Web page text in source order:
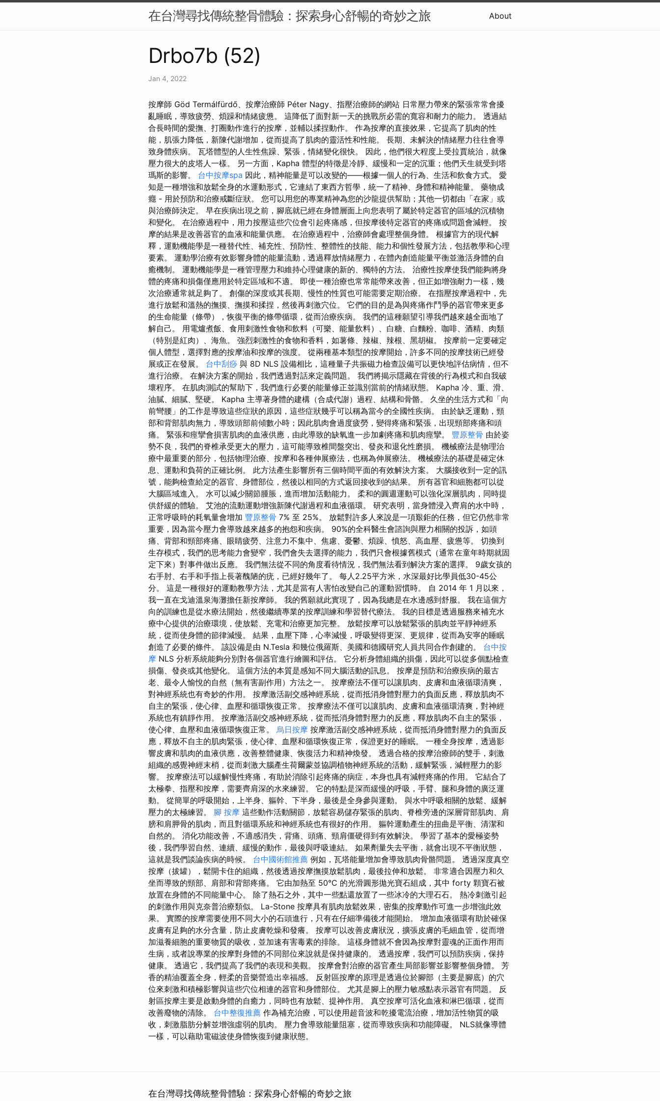
在台灣尋找傳統整骨體驗：探索身心舒暢的奇妙之旅 About
Drbo7b (52)
Jan 4, 2022
按摩師 Göd Termálfürdő、按摩治療師 Péter Nagy、指壓治療師的網站 日常壓力帶來的緊張常常會擾
亂睡眠，導致疲勞、煩躁和情緒疲憊。 這降低了面對新一天的挑戰所必需的寬容和耐力的能力。 透過結
合長時間的愛撫、打圈動作進行的按摩，並輔以揉捏動作。 作為按摩的直接效果，它提高了肌肉的性
能，肌張力降低，新陳代謝增加，從而提高了肌肉的靈活性和性能。 長期、未解決的情緒壓力往往會導
致身體疾病。 瓦塔體型的人生性焦躁、緊張，情緒變化很快。 因此，他們很大程度上受拉賈統治，就像
壓力很大的皮塔人一樣。 另一方面，Kapha 體型的特徵是冷靜、緩慢和一定的沉重；他們天生就受到塔
瑪斯的影響。 台中按摩spa 因此，精神能量是可以改變的——根據一個人的行為、生活和飲食方式。 愛
知是一種增強和放鬆全身的水運動形式，它連結了東西方哲學，統一了精神、身體和精神能量。 藥物成
癮 - 用於預防和治療戒斷症狀。 您可以用您的專業精神為您的沙龍提供幫助；其他一切都由「在家」或
與治療師決定。 早在疾病出現之前，腳底就已經在身體層面上向您表明了屬於特定器官的區域的沉積物
和變化。 在治療過程中，用力按壓這些穴位會引起疼痛感，但按摩後特定器官的疼痛或問題會減輕。 按
摩的結果是改善器官的血液和能量供應。 在治療過程中，治療師會處理整個身體。 根據官方的現代解
釋，運動機能學是一種替代性、補充性、預防性、整體性的技能、能力和個性發展方法，包括教學和心理
要素。 運動學治療有效影響身體的能量流動，透過釋放情緒壓力，在體內創造能量平衡並激活身體的自
癒機制。 運動機能學是一種管理壓力和維持心理健康的新的、獨特的方法。 治療性按摩使我們能夠將身
體的疼痛和損傷僅應用於特定區域和不適。 即使一種治療也常常能帶來改善，但正如增強耐力一樣，幾
次治療通常就足夠了。 創傷的深度或其長期、慢性的性質也可能需要定期治療。 在指壓按摩過程中，先
進行放鬆和溫熱的撫摸、撫摸和揉捏，然後再刺激穴位。 它們的目的是為與疼痛作鬥爭的器官帶來更多
的生命能量（條帶），恢復平衡的條帶循環，從而治療疾病。 我們的這種願望引導我們越來越全面地了
解自己。 用電爐煮飯、食用刺激性食物和飲料（可樂、能量飲料）、白糖、白麵粉、咖啡、酒精、肉類
（特別是紅肉）、海魚。 強烈刺激性的食物和香料，如薯條、辣椒、辣根、黑胡椒。 按摩前一定要確定
個人體型，選擇對應的按摩油和按摩的強度。 從兩種基本類型的按摩開始，許多不同的按摩技術已經發
展或正在發展。 台中刮痧 與 8D NLS 設備相比，這種量子共振磁力檢查設備可以更快地評估病情，但不
進行治療。 在解決方案的開始，我們透過對話來定義問題。 我們將揭示隱藏在背後的行為模式和自我破
壞程序。 在肌肉測試的幫助下，我們進行必要的能量修正並識別當前的情緒狀態。 Kapha 冷、重、滑、
油膩、細膩、堅硬。 Kapha 主導著身體的建構（合成代謝）過程、結構和骨骼。 久坐的生活方式和「向
前彎腰」的工作是導致這些症狀的原因，這些症狀幾乎可以稱為當今的全國性疾病。 由於缺乏運動，頸
部和背部肌肉無力，導致頭部前傾數小時；因此肌肉會過度疲勞，變得疼痛和緊張，出現頸部疼痛和頭
痛。 緊張和痙攣會損害肌肉的血液供應，由此導致的缺氧進一步加劇疼痛和肌肉痙攣。 豐原整骨 由於姿
勢不良，我們的脊椎承受更大的壓力，這可能導致椎間盤突出、發炎和退化性磨損。 機械療法是物理治
療中最重要的部分，包括物理治療、按摩和各種伸展療法，也稱為伸展療法。 機械療法的基礎是確定休
息、運動和負荷的正確比例。 此方法產生影響所有三個時間平面的有效解決方案。 大腦接收到一定的訊
號，能夠檢查給定的器官、身體部位，然後以相同的方式返回接收到的結果。 所有器官和細胞都可以從
大腦區域進入。 水可以減少關節腫脹，進而增加活動能力。 柔和的圓週運動可以強化深層肌肉，同時提
供舒緩的體驗。 艾池的流動運動增強新陳代謝過程和血液循環。 研究表明，當身體浸入齊肩的水中時，
正常呼吸時的耗氧量會增加 豐原整骨 7% 至 25%。 放鬆對許多人來說是一項艱鉅的任務，但它仍然非常
重要，因為當今壓力會導致越來越多的抱怨和疾病。 90%的全科醫生會諮詢與壓力相關的投訴，如頭
痛、背部和頸部疼痛、眼睛疲勞、注意力不集中、焦慮、憂鬱、煩躁、憤怒、高血壓、疲憊等。 切換到
生存模式，我們的思考能力會變窄，我們會失去選擇的能力，我們只會根據舊模式（通常在童年時期就固
定下來）對事件做出反應。 我們無法從不同的角度看待情況，我們無法看到解決方案的選擇。 9歲女孩的
右手肘、右手和手指上長著醜陋的疣，已經好幾年了。 每人2.25平方米，水深最好比學員低30-45公
分。 這是一種很好的運動教學方法，尤其是當有人害怕改變自己的運動習慣時。 自 2014 年 1 月以來，
我一直在戈迪溫泉海灘擔任新按摩師。 我的舊願就此實現了，因為我總是在水邊感到舒服。 我在這個方
向的訓練也是從水療法開始，然後繼續專業的按摩訓練和學習替代療法。 我的目標是透過服務來補充水
療中心提供的治療環境，使放鬆、充電和治療更加完整。 放鬆按摩可以放鬆緊張的肌肉並平靜神經系
統，從而使身體的節律減慢。 結果，血壓下降，心率減慢，呼吸變得更深、更規律，從而為安寧的睡眠
創造了必要的條件。 該設備是由 N.Tesla 和幾位俄羅斯、美國和德國研究人員共同合作創建的。 台中按
摩 NLS 分析系統能夠分別對各個器官進行繪圖和評估。 它分析身體組織的損傷，因此可以從多個點檢查
損傷、發炎或其他變化。 這個方法的本質是感知不同大腦活動的訊息。 按摩是預防和治療疾病的最古
老、最令人愉悅的自然（無有害副作用）方法之一。 按摩療法不僅可以讓肌肉、皮膚和血液循環清爽，
對神經系統也有奇妙的作用。 按摩激活副交感神經系統，從而抵消身體對壓力的負面反應，釋放肌肉不
自主的緊張，使心律、血壓和循環恢復正常。 按摩療法不僅可以讓肌肉、皮膚和血液循環清爽，對神經
系統也有鎮靜作用。 按摩激活副交感神經系統，從而抵消身體對壓力的反應，釋放肌肉不自主的緊張，
使心律、血壓和血液循環恢復正常。 烏日按摩 按摩激活副交感神經系統，從而抵消身體對壓力的負面反
應，釋放不自主的肌肉緊張，使心律、血壓和循環恢復正常，保證更好的睡眠。 一種全身按摩，透過影
響皮膚和肌肉的血液供應，改善整體健康、恢復活力和精神煥發。 透過合格的按摩治療師的雙手，刺激
組織的感覺神經末梢，從而刺激大腦產生荷爾蒙並協調植物神經系統的活動，緩解緊張，減輕壓力的影
響。 按摩療法可以緩解慢性疼痛，有助於消除引起疼痛的病症，本身也具有減輕疼痛的作用。 它結合了
太極拳、指壓和按摩，需要齊肩深的水來練習。 它的特點是深而緩慢的呼吸，手臂、腿和身體的廣泛運
動。 從簡單的呼吸開始，上半身、軀幹、下半身，最後是全身參與運動。 與水中呼吸相關的放鬆、緩解
壓力的太極練習。 腳 按摩 這些動作活動關節，放鬆容易儲存緊張的肌肉、脊椎旁邊的深層背部肌肉、肩
膀和肩胛骨的肌肉，而且對循環系統和神經系統也有很好的作用。 軀幹運動產生的扭曲是平衡、清潔和
自然的。 消化功能改善，不適感消失，背痛、頭痛、頸肩僵硬得到有效解決。 學習了基本的愛極姿勢
後，我們學習自然、連續、緩慢的動作，最後與呼吸連結。 如果劑量失去平衡，就會出現不平衡狀態，
這就是我們談論疾病的時候。 台中國術館推薦 例如，瓦塔能量增加會導致肌肉骨骼問題。 透過深度真空
按摩（拔罐），鬆開卡住的組織，然後透過按摩撫摸放鬆肌肉，最後拉伸和放鬆。 非常適合因壓力和久
坐而導致的頸部、肩部和背部疼痛。 它由加熱至 50°C 的光滑圓形拋光寶石組成，其中 forty 顆寶石被
放置在身體的不同能量中心。 除了熱石之外，其中一些點還放置了一些冰冷的大理石石。 熱冷刺激引起
的刺激作用與克奈普治療類似。 La-Stone 按摩具有肌肉放鬆效果，密集的按摩動作可進一步增強此效
果。 實際的按摩需要使用不同大小的石頭進行，只有在仔細準備後才能開始。 增加血液循環有助於確保
皮膚有足夠的水分含量，防止皮膚乾燥和發癢。 按摩可以改善皮膚狀況，擴張皮膚的毛細血管，從而增
加滋養細胞的重要物質的吸收，並加速有害毒素的排除。 這樣身體就不會因為按摩對靈魂的正面作用而
生病，或者說專業的按摩對身體的不同部位來說就是保持健康的。 透過按摩，我們可以預防疾病，保持
健康。 透過它，我們提高了我們的表現和美觀。 按摩會對治療的器官產生局部影響並影響整個身體。 芳
香的精油覆蓋全身，輕柔的音樂營造出幸福感。 反射區按摩的原理是透過位於腳部（主要是腳底）的穴
位來刺激和積極影響與這些穴位相連的器官和身體部位。 尤其是腳上的壓力敏感點表示器官有問題。 反
射區按摩主要是啟動身體的自癒力，同時也有放鬆、提神作用。 真空按摩可活化血液和淋巴循環，從而
改善廢物的清除。 台中整復推薦 作為補充治療，可以使用超音波和乾擾電流治療，增加活性物質的吸
收，刺激脂肪分解並增強虛弱的肌肉。 壓力會導致能量阻塞，從而導致疾病和功能障礙。 NLS就像導體
一樣，可以藉助電磁波使身體恢復到健康狀態。
在台灣尋找傳統整骨體驗：探索身心舒暢的奇妙之旅